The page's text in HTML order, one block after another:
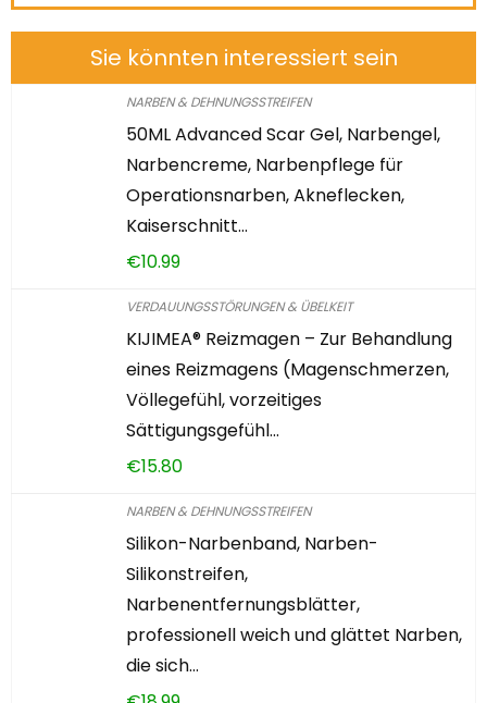
Sie könnten interessiert sein
NARBEN & DEHNUNGSSTREIFEN
50ML Advanced Scar Gel, Narbengel,
Narbencreme, Narbenpflege für
Operationsnarben, Akneflecken,
Kaiserschnitt…
€10.99
VERDAUUNGSSTÖRUNGEN & ÜBELKEIT
KIJIMEA® Reizmagen – Zur Behandlung
eines Reizmagens (Magenschmerzen,
Völlegefühl, vorzeitiges
Sättigungsgefühl…
€15.80
NARBEN & DEHNUNGSSTREIFEN
Silikon-Narbenband, Narben-
Silikonstreifen,
Narbenentfernungsblätter,
professionell weich und glättet Narben,
die sich…